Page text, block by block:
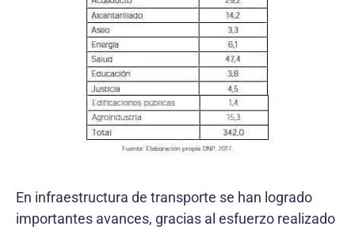
En infraestructura de transporte se han logrado
importantes avances, gracias al esfuerzo realizado